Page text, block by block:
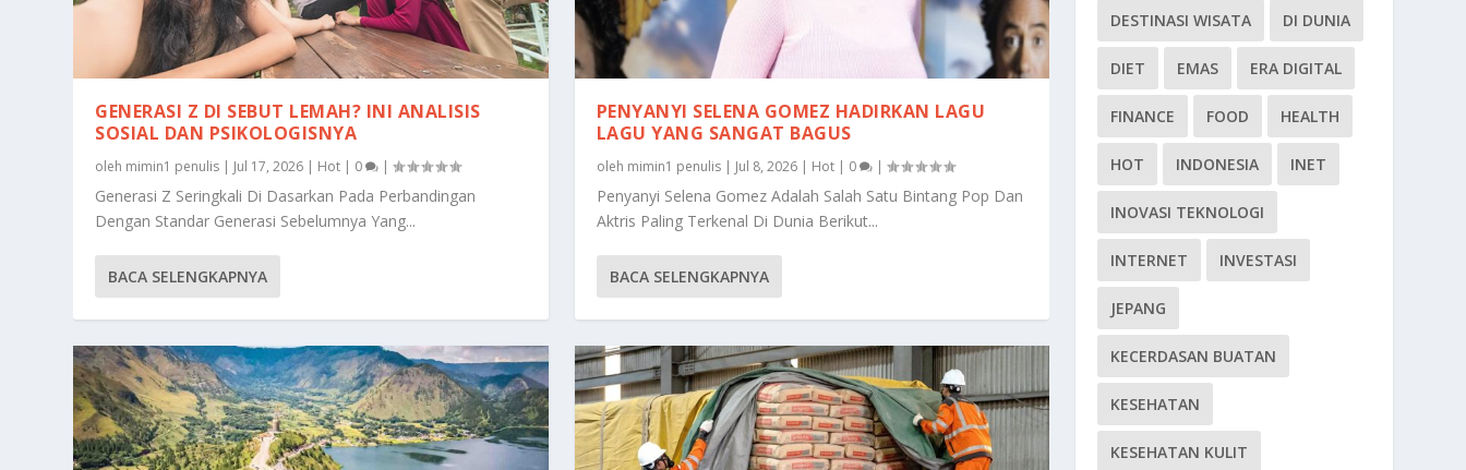
GENERASI Z DI SEBUT LEMAH? INI ANALISIS
SOSIAL DAN PSIKOLOGISNYA
oleh mimin1 penulis | Jul 17, 2026 | Hot | 0 |
Generasi Z Seringkali Di Dasarkan Pada Perbandingan
Dengan Standar Generasi Sebelumnya Yang...
BACA SELENGKAPNYA
PENYANYI SELENA GOMEZ HADIRKAN LAGU
LAGU YANG SANGAT BAGUS
oleh mimin1 penulis| Jul 8, 2026| Hot| 0 |
Penyanyi Selena Gomez Adalah Salah Satu Bintang Pop Dan
Aktris Paling Terkenal Di Dunia Berikut...
BACA SELENGKAPNYA
DESTINASI WISATA DI DUNIA
DIET EMAS ERA DIGITAL
FINANCE FOOD HEALTH
HOT INDONESIA INET
INOVASI TEKNOLOGI
INTERNET INVESTASI
JEPANG
KECERDASAN BUATAN
KESEHATAN
KESEHATAN KULIT